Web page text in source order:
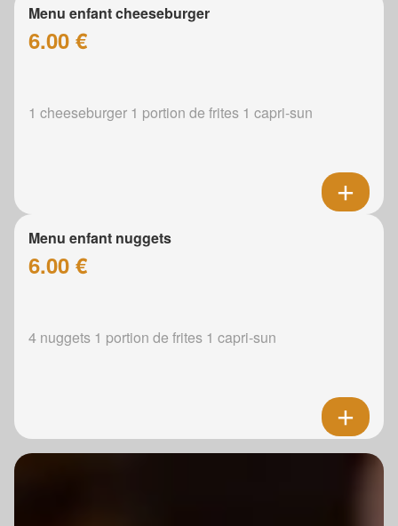
Menu enfant cheeseburger
6.00 €
1 cheeseburger 1 portion de frites 1 capri-sun
Menu enfant nuggets
6.00 €
4 nuggets 1 portion de frites 1 capri-sun